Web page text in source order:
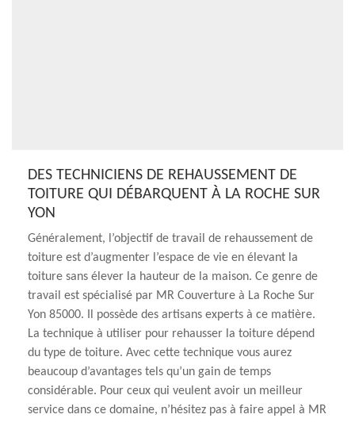
DES TECHNICIENS DE REHAUSSEMENT DE
TOITURE QUI DÉBARQUENT À LA ROCHE SUR
YON
Généralement, l’objectif de travail de rehaussement de
toiture est d’augmenter l’espace de vie en élevant la
toiture sans élever la hauteur de la maison. Ce genre de
travail est spécialisé par MR Couverture à La Roche Sur
Yon 85000. Il possède des artisans experts à ce matière.
La technique à utiliser pour rehausser la toiture dépend
du type de toiture. Avec cette technique vous aurez
beaucoup d’avantages tels qu’un gain de temps
considérable. Pour ceux qui veulent avoir un meilleur
service dans ce domaine, n’hésitez pas à faire appel à MR